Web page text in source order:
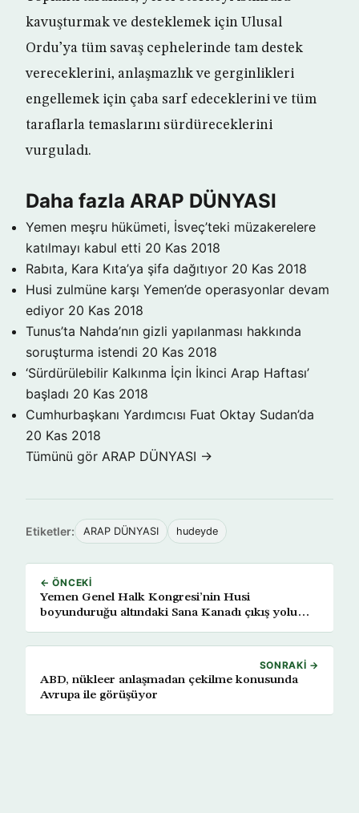
kavuşturmak ve desteklemek için Ulusal
Ordu’ya tüm savaş cephelerinde tam destek
vereceklerini, anlaşmazlık ve gerginlikleri
engellemek için çaba sarf edeceklerini ve tüm
taraflarla temaslarını sürdüreceklerini
vurguladı.
Daha fazla ARAP DÜNYASI
Yemen meşru hükümeti, İsveç’teki müzakerelere
katılmayı kabul etti 20 Kas 2018
Rabıta, Kara Kıta’ya şifa dağıtıyor 20 Kas 2018
Husi zulmüne karşı Yemen’de operasyonlar devam
ediyor 20 Kas 2018
Tunus’ta Nahda’nın gizli yapılanması hakkında
soruşturma istendi 20 Kas 2018
‘Sürdürülebilir Kalkınma İçin İkinci Arap Haftası’
başladı 20 Kas 2018
Cumhurbaşkanı Yardımcısı Fuat Oktay Sudan’da
20 Kas 2018
Tümünü gör ARAP DÜNYASI →
Etiketler: ARAP DÜNYASI hudeyde
← ÖNCEKI
Yemen Genel Halk Kongresi’nin Husi
boyunduruğu altındaki Sana Kanadı çıkış yolu
SONRAKI →
ABD, nükleer anlaşmadan çekilme konusunda
Avrupa ile görüşüyor